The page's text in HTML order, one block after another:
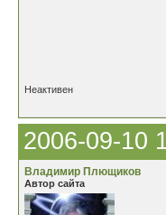
Неактивен
2006-09-10
Владимир Плющиков
Автор сайта